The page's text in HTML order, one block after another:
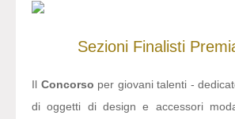
Sezioni Finalisti
Il Concorso per giovani talenti -
di oggetti di design e accessori